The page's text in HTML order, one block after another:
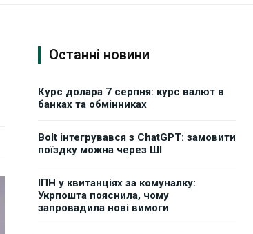
Останні новини
Курс долара 7 серпня: курс валют в
банках та обмінниках
Bolt інтегрувався з ChatGPT: замовити
поїздку можна через ШІ
ІПН у квитанціях за комуналку:
Укрпошта пояснила, чому
запровадила нові вимоги